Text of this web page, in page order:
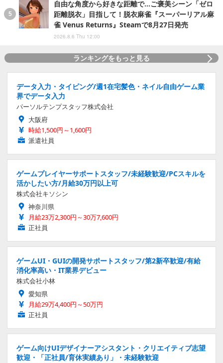
自由な角度から好きな距離で…ご褒美シーン「ゼロ
距離脱衣」目指して！脱衣麻雀『スーパーリアル麻
雀 Venus Returns』Steamで8月27日発売
2026.8.6 Thu 12:00
ランキングをもっと見る
データ入力・タイピング/週1在宅髪色・ネイル自由ゲーム業
界でデータ入力
パーソルテンプスタッフ株式会社
大阪府
時給1,500円～1,600円
派遣社員
ゲームプレイヤーサポートスタッフ/未経験歓迎/PCスキルを
活かしたい方/月給30万円以上可
株式会社キソシン
神奈川県
月給23万2,300円～30万7,600円
正社員
ゲームUI・GUIの開発サポートスタッフ/第2新卒歓迎/有給
消化率高い・IT業界デビュー
株式会社小林
愛知県
月給29万4,400円～50万円
正社員
ゲーム向けUIデザイナーアシスタント・クリエイティブ志望
歓迎・「正社員/育休実績あり」・未経験歓迎